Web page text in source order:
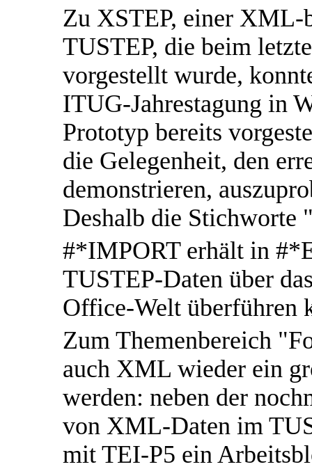
Zu XSTEP, einer XML-
TUSTEP, die beim
vorgestellt wurde,
ITUG-Jahrestagung in
Prototyp bereits
die Gelegenheit, den
demonstrieren,
Deshalb die Stichworte
#*IMPORT erhält in
TUSTEP-Daten über
Office-Welt überführen
Zum Themenbereich
auch XML wieder ein
werden: neben der
von XML-Daten im
mit TEI-P5 ein